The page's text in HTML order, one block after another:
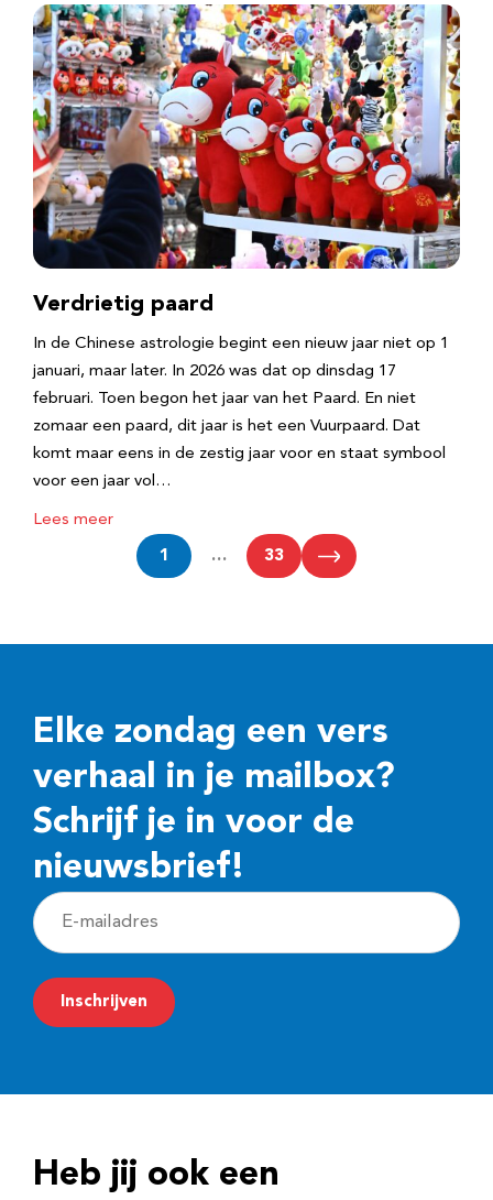
Verdrietig paard
In de Chinese astrologie begint een nieuw jaar niet op 1
januari, maar later. In 2026 was dat op dinsdag 17
februari. Toen begon het jaar van het Paard. En niet
zomaar een paard, dit jaar is het een Vuurpaard. Dat
komt maar eens in de zestig jaar voor en staat symbool
voor een jaar vol…
Lees meer
1 … 33
Elke zondag een vers
verhaal in je mailbox?
Schrijf je in voor de
nieuwsbrief!
E
-
m
a
r
Inschrijven
Heb jij ook een